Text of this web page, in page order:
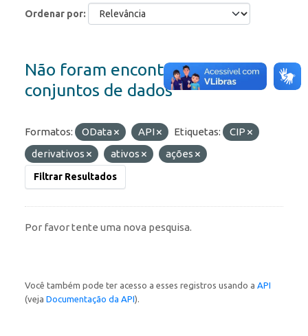
Ordenar por
Não foram encontrados
conjuntos de dados
Formatos: OData API Etiquetas:
CIP
derivativos
ativos ações
Filtrar Resultados
Por favor tente uma nova pesquisa.
Você também pode ter acesso a esses registros usando a API
(veja Documentação da API).